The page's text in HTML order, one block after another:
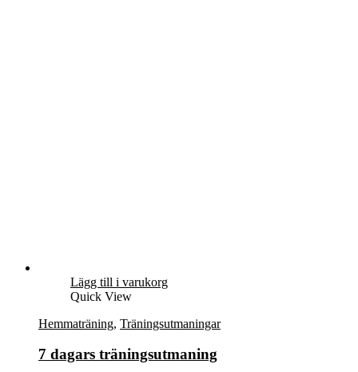
Lägg till i varukorg
Quick View
Hemmaträning, Träningsutmaningar
7 dagars träningsutmaning